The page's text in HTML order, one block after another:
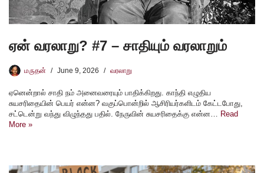
ஏன் வரலாறு? #7 – சாதியும் வரலாறும்
மருதன் June 9, 2026 வரலாறு
ஏனென்றால் சாதி நம் அனைவரையும் பாதிக்கிறது. காந்தி எழுதிய
சுயசரிதையின் பெயர் என்ன? வகுப்பொன்றில் ஆசிரியர்களிடம் கேட்டபோது,
சட்டென்று வந்து விழுந்தது பதில். நேருவின் சுயசரிதைக்கு என்ன… Read
More »